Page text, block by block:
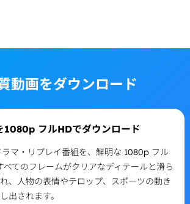
動画をダウンロード
フルHDでダウンロード
マ・リプレイ番組を、鮮明な 1080p フル
べてのフレームがクリアなディテールと滑ら
、人物の表情やテロップ、スポーツの動き
出されます。